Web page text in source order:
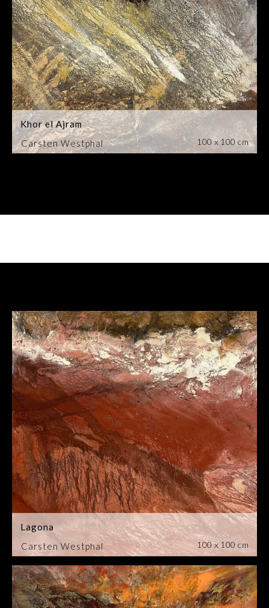
Carsten Westphal
Khor el Ajram
100 x 100 cm
Carsten Westphal
Lagona
100 x 100 cm